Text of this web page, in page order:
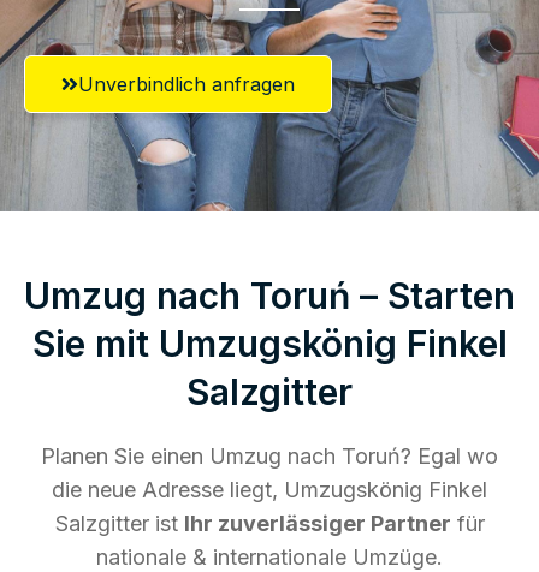
Unverbindlich anfragen
Umzug nach Toruń – Starten
Sie mit Umzugskönig Finkel
Salzgitter
Planen Sie einen Umzug nach Toruń? Egal wo
die neue Adresse liegt, Umzugskönig Finkel
Salzgitter ist Ihr zuverlässiger Partner für
nationale & internationale Umzüge.